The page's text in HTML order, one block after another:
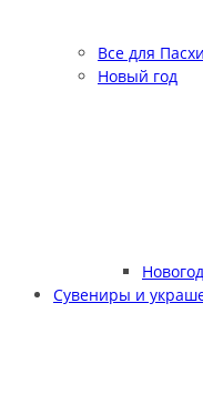
Все для Пасхи
Новый год
Сувениры и